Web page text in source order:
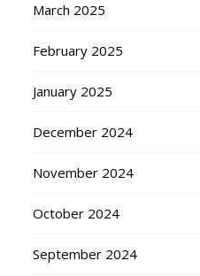
March 2025
February 2025
January 2025
December 2024
November 2024
October 2024
September 2024